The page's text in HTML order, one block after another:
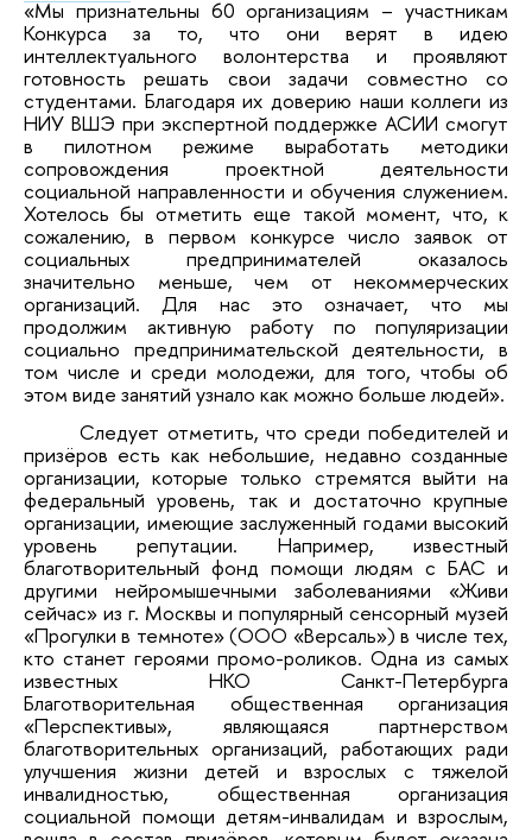
«Мы признательны 60 организациям – участникам
Конкурса за то, что они верят в идею
интеллектуального волонтерства и проявляют
готовность решать свои задачи совместно со
студентами. Благодаря их доверию наши коллеги из
НИУ ВШЭ при экспертной поддержке АСИИ смогут
в пилотном режиме выработать методики
сопровождения проектной деятельности
социальной направленности и обучения служением.
Хотелось бы отметить еще такой момент, что, к
сожалению, в первом конкурсе число заявок от
социальных предпринимателей оказалось
значительно меньше, чем от некоммерческих
организаций. Для нас это означает, что мы
продолжим активную работу по популяризации
социально предпринимательской деятельности, в
том числе и среди молодежи, для того, чтобы об
этом виде занятий узнало как можно больше людей».
Следует отметить, что среди победителей и
призёров есть как небольшие, недавно созданные
организации, которые только стремятся выйти на
федеральный уровень, так и достаточно крупные
организации, имеющие заслуженный годами высокий
уровень репутации. Например, известный
благотворительный фонд помощи людям с БАС и
другими нейромышечными заболеваниями «Живи
сейчас» из г. Москвы и популярный сенсорный музей
«Прогулки в темноте» (ООО «Версаль») в числе тех,
кто станет героями промо-роликов. Одна из самых
известных НКО Санкт-Петербурга
Благотворительная общественная организация
«Перспективы», являющаяся партнерством
благотворительных организаций, работающих ради
улучшения жизни детей и взрослых с тяжелой
инвалидностью, общественная организация
социальной помощи детям-инвалидам и взрослым,